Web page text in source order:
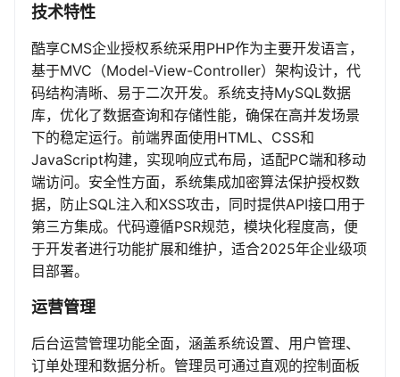
技术特性
酷享CMS企业授权系统采用PHP作为主要开发语言，
基于MVC（Model-View-Controller）架构设计，代
码结构清晰、易于二次开发。系统支持MySQL数据
库，优化了数据查询和存储性能，确保在高并发场景
下的稳定运行。前端界面使用HTML、CSS和
JavaScript构建，实现响应式布局，适配PC端和移动
端访问。安全性方面，系统集成加密算法保护授权数
据，防止SQL注入和XSS攻击，同时提供API接口用于
第三方集成。代码遵循PSR规范，模块化程度高，便
于开发者进行功能扩展和维护，适合2025年企业级项
目部署。
运营管理
后台运营管理功能全面，涵盖系统设置、用户管理、
订单处理和数据分析。管理员可通过直观的控制面板